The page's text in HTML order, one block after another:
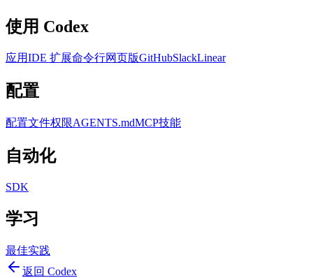
使用 Codex
应用IDE 扩展命令行网页版GitHubSlackLinear
配置
配置文件权限AGENTS.mdMCP技能
自动化
SDK
学习
最佳实践
返回 Codex